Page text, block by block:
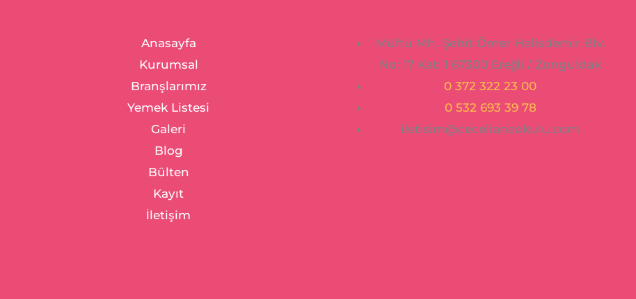
Anasayfa
Kurumsal
Branşlarımız
Yemek Listesi
Galeri
Blog
Bülten
Kayıt
İletişim
Müftü Mh. Şehit Ömer Halisdemir Blv.
No: 17 Kat: 1 67300 Ereğli / Zonguldak
0 372 322 23 00
0 532 693 39 78
iletisim@cecelianaokulu.com